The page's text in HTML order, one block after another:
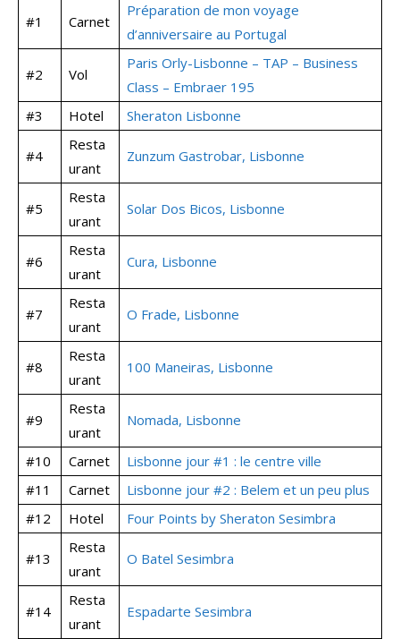
#1 Carnet
Préparation de mon voyage
d’anniversaire au Portugal
#2 Vol
Paris Orly-Lisbonne – TAP – Business
Class – Embraer 195
#3
Hotel Sheraton Lisbonne
#4
Resta
urant
Zunzum Gastrobar, Lisbonne
#5
Resta
urant
Solar Dos Bicos, Lisbonne
#6
Resta
urant
Cura, Lisbonne
#7
Resta
urant
O Frade, Lisbonne
#8
Resta
urant
100 Maneiras, Lisbonne
#9
Resta
urant
Nomada, Lisbonne
#10 Carnet
Lisbonne jour #1 : le centre ville
#11
Carnet
Lisbonne jour #2 : Belem et un peu plus
#12
Hotel Four Points by Sheraton Sesimbra
#13
Resta
urant
O Batel Sesimbra
#14
Resta
urant
Espadarte Sesimbra